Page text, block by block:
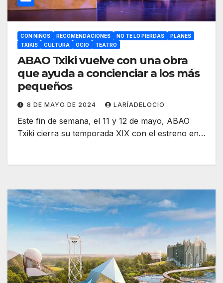
CON NIÑOS RECOMENDACIONES NO TE LO PIERDAS
PLANES
TXIKIS
CULTURA OCIO TEATRO
ABAO Txiki vuelve con una obra
que ayuda a concienciar a los más
pequeños
8 DE MAYO DE 2024 LARÍADELOCIO
Este fin de semana, el 11 y 12 de mayo, ABAO
Txiki cierra su temporada XIX con el estreno en…